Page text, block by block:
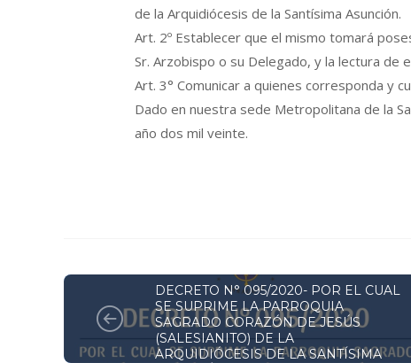
de la Arquidiócesis de la Santísima Asunción.
Art. 2º Establecer que el mismo tomará
Sr. Arzobispo o su Delegado, y la lectura
Art. 3° Comunicar a quienes corresponda y
Dado en nuestra sede Metropolitana de la
año dos mil veinte.
DECRETO N° 095/2020- POR EL CUAL
SE SUPRIME LA PARROQUIA
SAGRADO CORAZÓN DE JESÚS
(SALESIANITO) DE LA
ARQUIDIÓCESIS DE LA SANTÍSIMA